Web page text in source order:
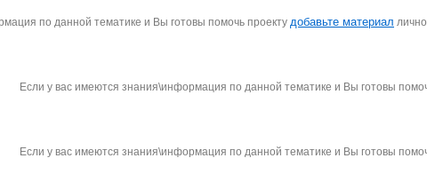
по данной тематике и Вы готовы помочь проекту добавьте материал лично
Если у вас имеются знания\информация по данной тематике и Вы готовы
Если у вас имеются знания\информация по данной тематике и Вы готовы